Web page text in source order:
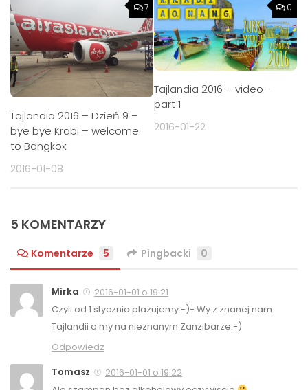
7
Tajlandia 2016 – Dzień 9 –
bye bye Krabi – welcome
to Bangkok
2016-01-08
0
Tajlandia 2016 – video –
part 1
2016-01-22
5 KOMENTARZY
Komentarze 5 Pingbacki 0
Mirka
2016-01-01 o 19:21
Czyli od 1 stycznia plazujemy:-)- Wy z znanej nam
Tajlandii a my na nieznanym Zanzibarze:-)
Odpowiedz
Tomasz
2016-01-01 o 19:22